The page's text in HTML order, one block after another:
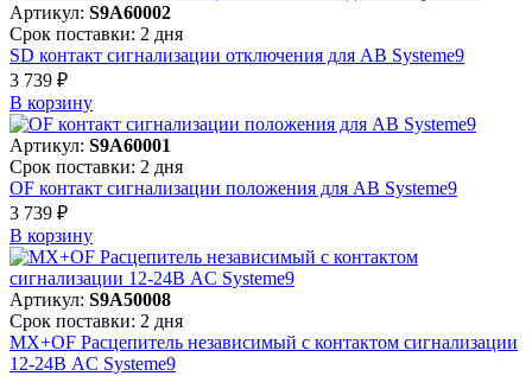
Артикул: S9A60002
Срок поставки: 2 дня
SD контакт сигнализации отключения для АВ Systeme9
3 739 ₽
В корзинy
Артикул: S9A60001
Срок поставки: 2 дня
OF контакт сигнализации положения для АВ Systeme9
3 739 ₽
В корзинy
Артикул: S9A50008
Срок поставки: 2 дня
MX+OF Расцепитель независимый с контактом сигнализации
12-24В AC Systeme9